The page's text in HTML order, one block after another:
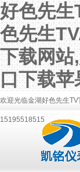
好色先
色先生
下载网站
口下载苹
欢迎光临金湖好色先生TV官网
15195518515